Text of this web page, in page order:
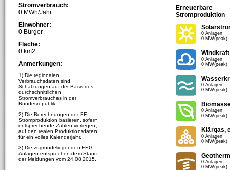
Stromverbrauch:
0 MWh/Jahr
Einwohner:
0 Bürger
Fläche:
0 km2
Anmerkungen:
1) Die regionalen
Verbrauchsdaten sind
Schätzungen auf der Basis des
durchschnittlichen
Stromverbrauches in der
Bundesrepublik.
2) Die Berechnungen der EE-
Stromproduktion basieren, sofern
entsprechende Zahlen vorliegen,
auf den realen Produktionsdaten
für ein volles Kalenderjahr.
3) Die zugrundeliegenden EEG-
Anlagen entsprechen dem Stand
der Meldungen vom 24.08.2015.
Erneuerbare
Stromproduktion
0 Anlagen
0 MW(peak)
Windkraft
0 Anlagen
0 MW(peak)
0 Anlagen
0 MW(peak)
0 Anlagen
0 MW(peak)
Klärgas,
0 Anlagen
0 MW(peak)
0 Anlagen
0 MW(peak)